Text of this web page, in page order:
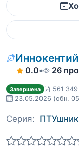
0.0• 26
Завершена
561
23.05.2026 (обн.
Серия: ПТУшник